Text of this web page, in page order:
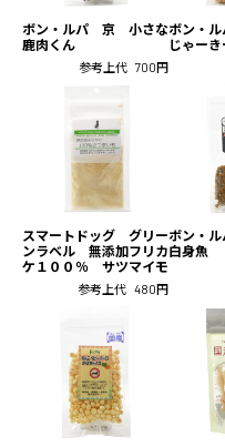
ボン・ルパ 京 小さな
鹿肉くん
参考上代 700円
ボン・
じゃーき
スマートドッグ グリー
ンラベル 無添加フリカ
ケ１００％ サツマイモ
参考上代 480円
ボン・
白身魚